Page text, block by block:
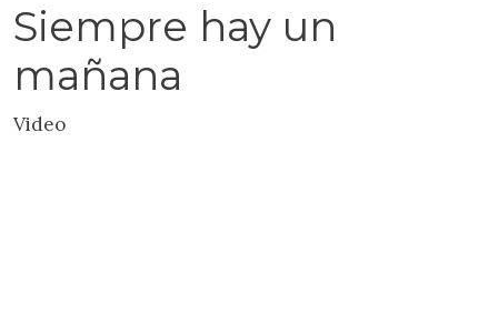
Siempre hay un
mañana
Video